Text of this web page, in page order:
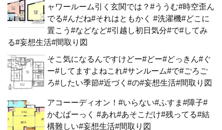
ャワールーム引く玄関では？#ううむ#時空歪ん
でる#んだね#それはともかく #洗濯機#どこに
置こう#などなど#引越し初日気分#で#してみ
る#妄想生活#間取り図
そこ気になるんですけどー#どー#どっきん#ぐ
ー#してますよねこれ#サンルーム#で#ごろご
ろ#したい季節#近づく#の#妄想生活#間取り図
アコーーディオン！#いらない#ふすま#障子#
かむばーっく #あれ#あそこだけ#残ってる#結
構難しい#妄想生活#間取り図